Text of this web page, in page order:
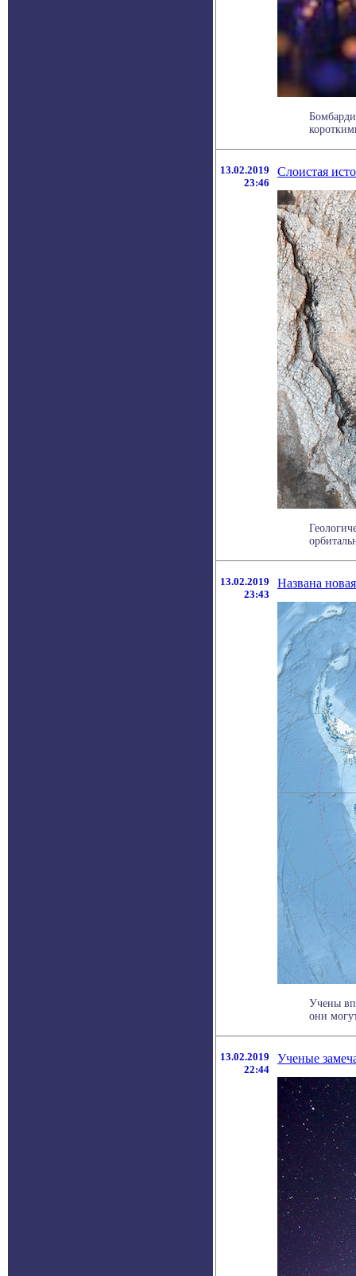
13.02.2019
23:46
Слоистая
13.02.2019
23:43
Названа
Учены
они
13.02.2019
22:44
Ученые